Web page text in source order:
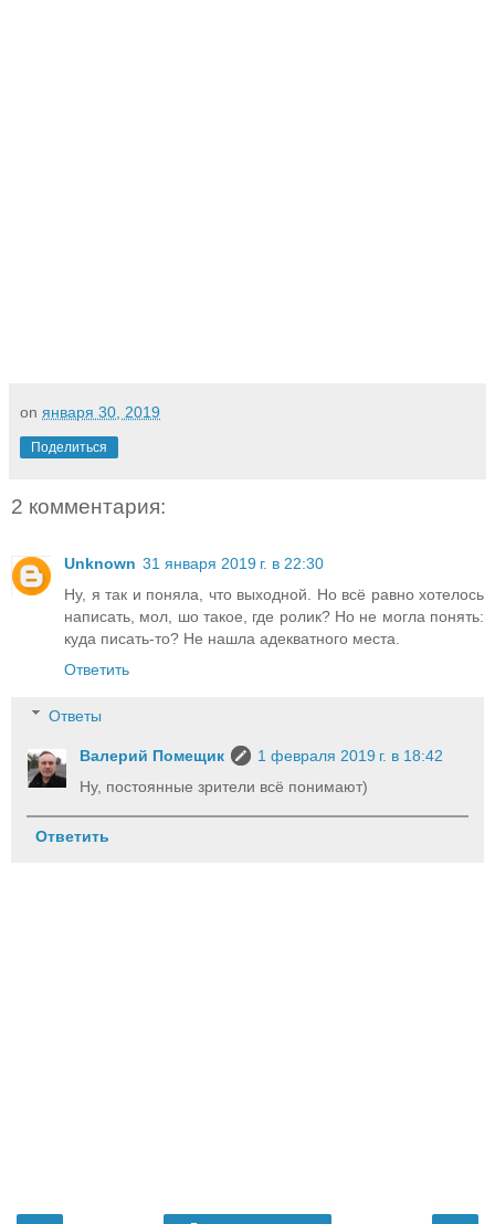
on января 30, 2019
Поделиться
2 комментария:
Unknown 31 января 2019 г. в 22:30
Ну, я так и поняла, что выходной. Но всё равно хотелось
написать, мол, шо такое, где ролик? Но не могла понять:
куда писать-то? Не нашла адекватного места.
Ответить
Ответы
Валерий Помещик
1 февраля 2019 г. в 18:42
Ну, постоянные зрители всё понимают)
Ответить